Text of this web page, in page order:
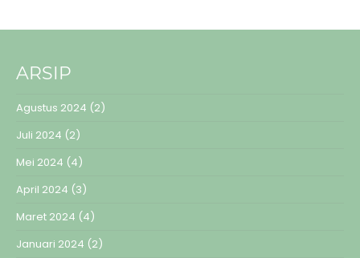
ARSIP
Agustus 2024 (2)
Juli 2024 (2)
Mei 2024 (4)
April 2024 (3)
Maret 2024 (4)
Januari 2024 (2)